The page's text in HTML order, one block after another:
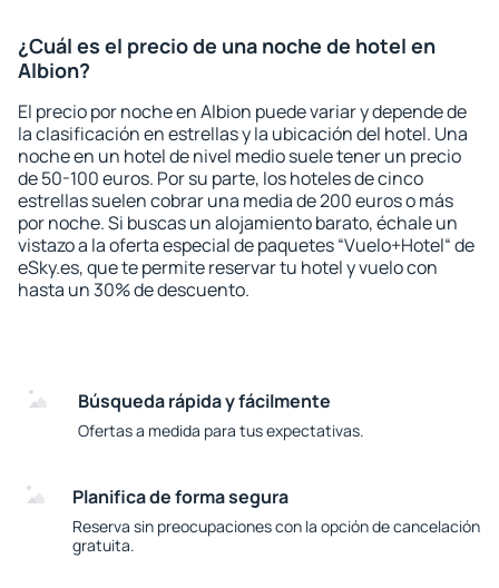
¿Cuál es el precio de una noche de hotel en
Albion?
El precio por noche en Albion puede variar y depende de
la clasificación en estrellas y la ubicación del hotel. Una
noche en un hotel de nivel medio suele tener un precio
de 50-100 euros. Por su parte, los hoteles de cinco
estrellas suelen cobrar una media de 200 euros o más
por noche. Si buscas un alojamiento barato, échale un
vistazo a la oferta especial de paquetes “Vuelo+Hotel“ de
eSky.es, que te permite reservar tu hotel y vuelo con
hasta un 30% de descuento.
Búsqueda rápida y fácilmente
Ofertas a medida para tus expectativas.
Planifica de forma segura
Reserva sin preocupaciones con la opción de cancelación
gratuita.